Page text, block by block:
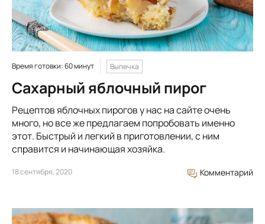
Время готовки: 60 минут Выпечка
Сахарный яблочный пирог
Рецептов яблочных пирогов у нас на сайте очень
много, но все же предлагаем попробовать именно
этот. Быстрый и легкий в приготовлении, с ним
справится и начинающая хозяйка.
18 сентября, 2020 Комментарий